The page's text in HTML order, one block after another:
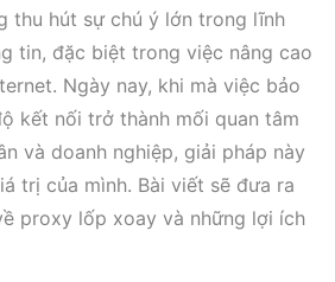
thu hút sự chú ý lớn trong lĩnh
tin, đặc biệt trong việc nâng cao
Ngày nay, khi mà việc bảo
kết nối trở thành mối quan tâm
và doanh nghiệp, giải pháp này
trị của mình. Bài viết sẽ đưa ra
proxy lốp xoay và những lợi ích